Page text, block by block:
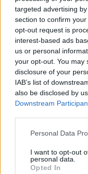
targeted advertising
section to confirm
opt-out request is
interest-based ads
us or personal
your opt-out. You may
disclosure of your
IAB’s list of
also be disclosed by
Downstream
Personal Data
I want to opt-out
personal data.
Opted In
Media: Με ενίσχυση 8
πρόγραμμα στήριξης-
Η Toyota φέρνει νέα γενιά
μπαταριών για τα
Εθνική Κορασίδων:
στη Δανία για το 2/2 στο
Ευρωμπάσκετ (live stream)